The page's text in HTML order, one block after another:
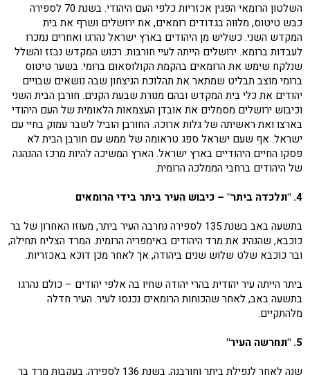
השלטון הרומאי הפגין אכזריות כלפי העם היהודי. בשנת ‏70 לספירה
כבש טיטוס, מלוּוה בגדודים רומאים, את ירושלים ושרף את בית
המקדש השני. כשליש מן היהודים בארץ ישראל נהרגו ואחרים נמכרו
לעבדות ברומא. ירושלים הייתה לעיי חורבות. רכוש המקדש נבזז והשלל
שנלקח שימש את הרומאים בהקמת הקולוסאום ברומי. בשער טיטוס
ברומי מוצב תבליט שמתאר את תהלוכת הניצחון שבה נושאים שבויים
יהודים את כלי בית המקדש ובהם מנורת שבעת הקנים. חורבן הבית השני
וכיבוש ירושלים מסמלים את אובדן העצמאות הלאומית של העם היהודי
בארצו ואת ראשיתה של גלות ארוכה. החורבן הוביל לשבר עמוק בחיי עם
ישראל. אף שעם ישראל ספג טראומה של ממש עם חורבן הבית לא
פסקו החיים היהודיים בארץ ישראל. הארץ המשיכה להיות מרכז ההנהגה
של היהודים ברחבי הממלכה הרומית.
4. "ונלכדה ביתר" – כיבוש העיר ביתר בידי הרומאים
בתשעה באב בשנת 135 לספירה נחרבה העיר ביתר, מעוזו האחרון של בר
כוכבא, שהנהיג את מרד היהודים באימפריה הרומית. המרד הצליח תחילה,
ובר כוכבא שלט שלוש שנים ביהודה, אך לאחר מכן דוכא באכזריות.
ביתר הייתה עיר יהודית בהרי יהודה שחיו בה אלפי יהודים – כולם נהרגו
בתשעה באב, לאחר שהכוחות הרומאים נכנסו לעיר. העיר חדלה
מלהתקיים.
5. "ונחרשה העיר"
שנה לאחר לנפילת ביתר וחורבנה, בשנת 136 לספירה, בעקבות מרד בר